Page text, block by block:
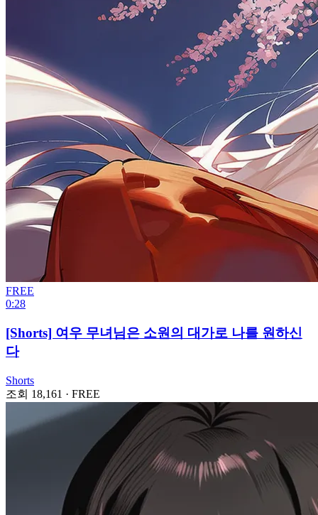
FREE
0:28
[Shorts] 여우 무녀님은 소원의 대가로 나를 원하신
다
Shorts
조회 18,161 · FREE